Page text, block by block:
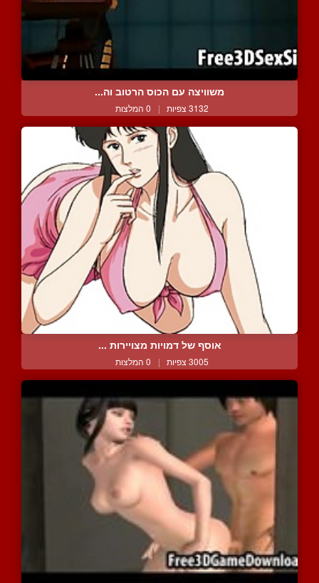
משוויצה עם הכוס הרטוב וה...
3132 צפיות | 0 המלצות
אוסף של דמויות מצויירות ...
3005 צפיות | 0 המלצות